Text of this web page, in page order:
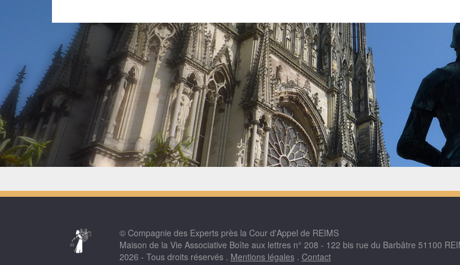
© Compagnie des Experts près la Cour d'Appel de REIMS
Maison de la Vie Associative Boîte aux lettres n° 208 - 122 bis rue du Barbâtre 51100
2026 - Tous droits réservés . Mentions légales. Contact